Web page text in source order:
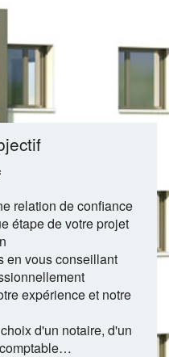
relation de confiance
étape de votre projet
en vous conseillant
expérience et notre
d'un notaire, d'un